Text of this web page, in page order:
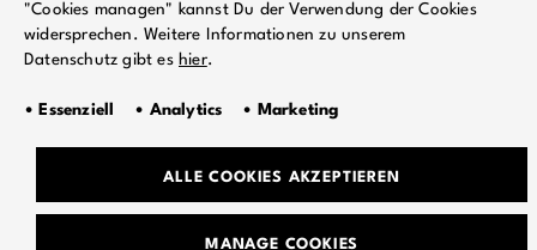
"Cookies managen" kannst Du der Verwendung der Cookies
widersprechen. Weitere Informationen zu unserem
Datenschutz gibt es hier.
• Essenziell • Analytics • Marketing
ALLE COOKIES AKZEPTIEREN
MANAGE COOKIES